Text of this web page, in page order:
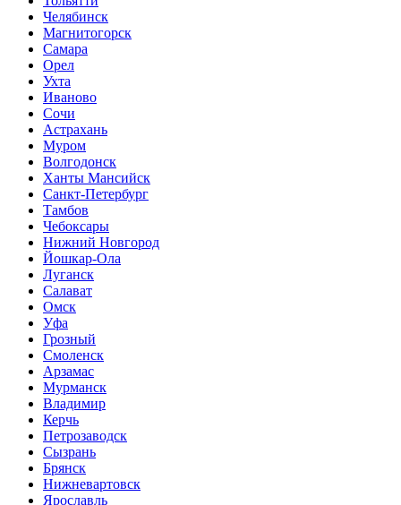
Челябинск
Магнитогорск
Самара
Орел
Ухта
Иваново
Сочи
Астрахань
Муром
Волгодонск
Ханты Мансийск
Санкт-Петербург
Тамбов
Чебоксары
Нижний Новгород
Йошкар-Ола
Луганск
Салават
Омск
Уфа
Грозный
Смоленск
Арзамас
Мурманск
Владимир
Керчь
Петрозаводск
Сызрань
Брянск
Нижневартовск
Ярославль